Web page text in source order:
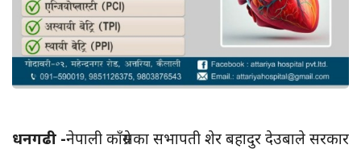
धनगढी -नेपाली काँग्रेसका सभापती शेर बहादुर देउबाले सरकार